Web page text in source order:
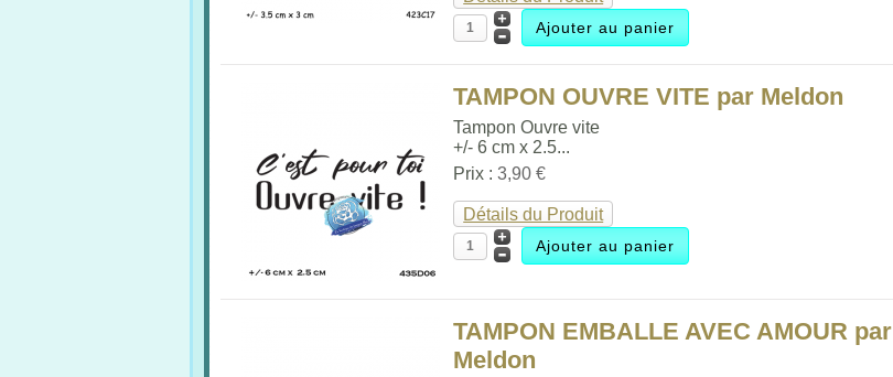
TAMPON OUVRE VITE par Meldon
Tampon Ouvre vite
+/- 6 cm x 2.5...
Prix :3,90 €
Détails du Produit
TAMPON EMBALLE AVEC AMOUR par
Meldon